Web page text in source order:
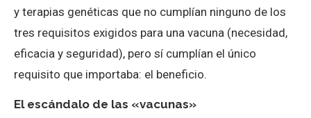
y terapias genéticas que no cumplían ninguno de los
tres requisitos exigidos para una vacuna (necesidad,
eficacia y seguridad), pero sí cumplían el único
requisito que importaba: el beneficio.
El escándalo de las «vacunas»